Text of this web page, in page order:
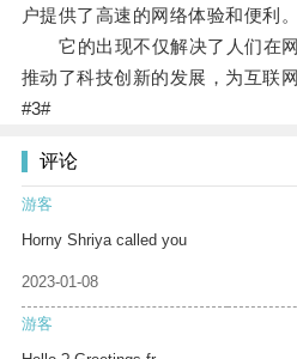
户提供了高速的网络体验和便利。
它的出现不仅解决了人们在网
推动了科技创新的发展，为互联
#3#
评论
游客
Horny Shriya called you
2023-01-08
游客